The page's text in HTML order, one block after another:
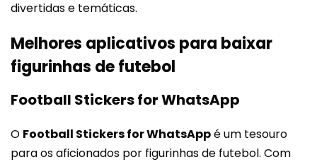
divertidas e temáticas.
Melhores aplicativos para baixar
figurinhas de futebol
Football Stickers for WhatsApp
O Football Stickers for WhatsAppé um tesouro
para os aficionados por figurinhas de futebol. Com